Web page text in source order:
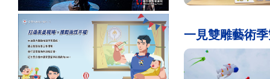
一見雙雕藝術